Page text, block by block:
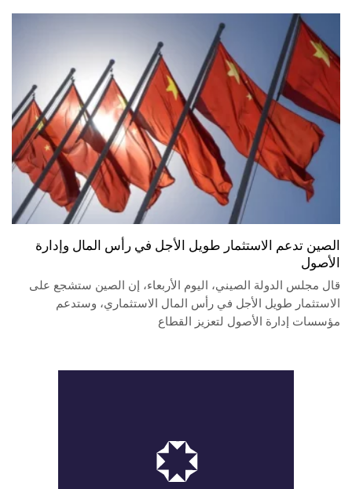
الصين تدعم الاستثمار طويل الأجل في رأس المال وإدارة
الأصول
قال مجلس الدولة الصيني، اليوم الأربعاء، إن الصين ستشجع على
الاستثمار طويل الأجل في رأس المال الاستثماري، وستدعم
مؤسسات إدارة الأصول لتعزيز القطاع